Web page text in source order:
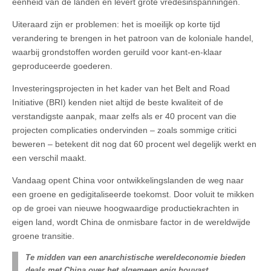
Uiteraard zijn er problemen: het is moeilijk op korte tijd
verandering te brengen in het patroon van de koloniale handel,
waarbij grondstoffen worden geruild voor kant-en-klaar
geproduceerde goederen.
Investeringsprojecten in het kader van het Belt and Road
Initiative (BRI) kenden niet altijd de beste kwaliteit of de
verstandigste aanpak, maar zelfs als er 40 procent van die
projecten complicaties ondervinden – zoals sommige critici
beweren – betekent dit nog dat 60 procent wel degelijk werkt en
een verschil maakt.
Vandaag opent China voor ontwikkelingslanden de weg naar
een groene en gedigitaliseerde toekomst. Door voluit te mikken
op de groei van nieuwe hoogwaardige productiekrachten in
eigen land, wordt China de onmisbare factor in de wereldwijde
groene transitie.
Te midden van een anarchistische wereldeconomie bieden